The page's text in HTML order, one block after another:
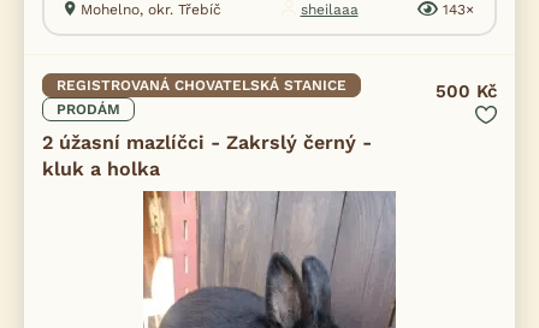
Mohelno, okr. Třebíč
sheilaaa 143×
REGISTROVANÁ CHOVATELSKÁ STANICE
PRODÁM
2 úžasní mazlíčci - Zakrslý černý -
kluk a holka
500 Kč